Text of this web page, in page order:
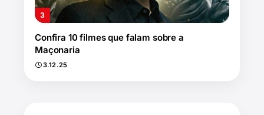
Confira 10 filmes que falam sobre a
Maçonaria
3.12.25